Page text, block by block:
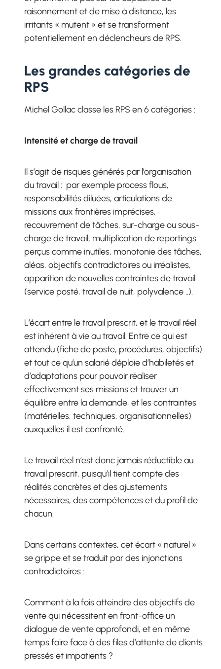
raisonnement et de mise à distance, les
irritants « mutent » et se transforment
potentiellement en déclencheurs de RPS.
Les grandes catégories de
RPS
Michel Gollac classe les RPS en 6 catégories :
Intensité et charge de travail
Il s’agit de risques générés par l’organisation
du travail : par exemple process flous,
responsabilités diluées, articulations de
missions aux frontières imprécises,
recouvrement de tâches, sur-charge ou sous-
charge de travail, multiplication de reportings
perçus comme inutiles, monotonie des tâches,
aléas, objectifs contradictoires ou irréalistes,
apparition de nouvelles contraintes de travail
(service posté, travail de nuit, polyvalence ..).
L’écart entre le travail prescrit, et le travail réel
est inhérent à vie au travail. Entre ce qui est
attendu (fiche de poste, procédures, objectifs)
et tout ce qu’un salarié déploie d’habiletés et
d’adaptations pour pouvoir réaliser
effectivement ses missions et trouver un
équilibre entre la demande, et les contraintes
(matérielles, techniques, organisationnelles)
auxquelles il est confronté.
Le travail réel n’est donc jamais réductible au
travail prescrit, puisqu’il tient compte des
réalités concrètes et des ajustements
nécessaires, des compétences et du profil de
chacun.
Dans certains contextes, cet écart « naturel »
se grippe et se traduit par des injonctions
contradictoires :
Comment à la fois atteindre des objectifs de
vente qui nécessitent en front-office un
dialogue de vente approfondi, et en même
temps faire face à des files d’attente de clients
pressés et impatients ?